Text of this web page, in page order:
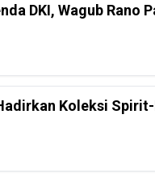
DKI, Wagub Rano
Koleksi Spirit-